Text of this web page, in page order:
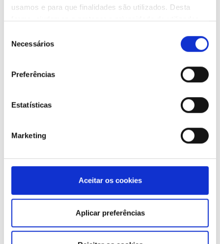
usamos e para que finalidades são utilizados. Desta
forma, ajudamos a proteger a privacidade do utilizador,
simples possível de usar. Para obter mais informações
Necessários
Preferências
Estatísticas
Marketing
Aceitar os cookies
Aplicar preferências
MOMENTOS DE PARTILHA
Outras Notícias
Todas as notícias
22 Jul 2026
RELOP organiza edição de 2026 da
Angola
Luanda, Angola, a 2.ª edição da Escola de
Regulatória no Setor Elétrico”. A iniciativa foi
organizada em conjunto com com o Instituto
Regulador dos Serviços de Eletricidade e de Água
(IRSEA), no âmbito do programa […]